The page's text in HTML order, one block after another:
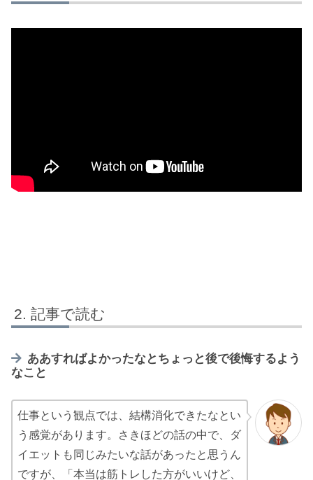
記事で読む
ああすればよかったなとちょっと後で後悔するよう
なこと
仕事という観点では、結構消化できたなとい
う感覚があります。さきほどの話の中で、ダ
イエットも同じみたいな話があったと思うん
ですが、「本当は筋トレした方がいいけど、